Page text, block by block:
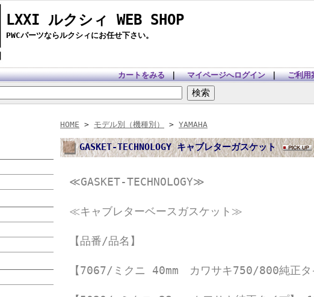
LXXI ルクシィ WEB SHOP
PWCパーツならルクシィにお任せ下さい。
カートをみる｜ マイページへログイン｜ ご利用
HOME > モデル別（機種別） > YAMAHA
GASKET-TECHNOLOGY キャブレターガスケット
≪GASKET-TECHNOLOGY≫
≪キャブレターベースガスケット≫
【品番/品名】
【7067/ミクニ 40mm カワサキ750/800純正